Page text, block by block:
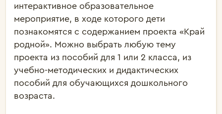
интерактивное образовательное
мероприятие, в ходе которого дети
познакомятся с содержанием проекта «Край
родной». Можно выбрать любую тему
проекта из пособий для 1 или 2 класса, из
учебно-методических и дидактических
пособий для обучающихся дошкольного
возраста.